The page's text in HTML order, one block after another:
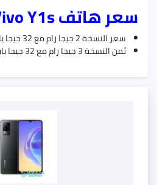
سعر هاتف Vivo Y1s : –
سعر النسخة 2 جيجا رام مع 32 جيجا بايت 1500 جنية .
ثمن النسخة 3 جيجا رام مع 32 جيجا بايت 1750 جنية .